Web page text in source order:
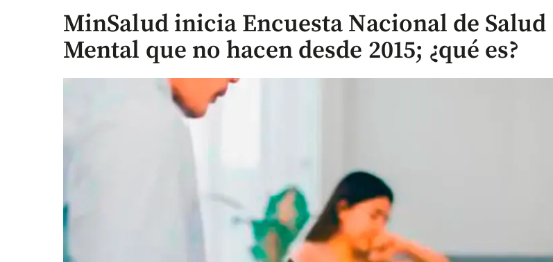
MinSalud inicia Encuesta Nacional de Salud
Mental que no hacen desde 2015; ¿qué es?